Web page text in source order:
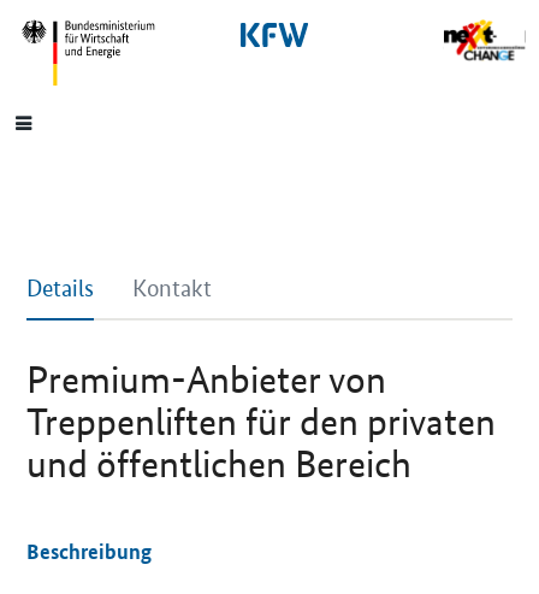
SrOnlyNavigation
Hauptmenü
Details Kontakt
Premium-Anbieter von
Treppenliften für den privaten
und öffentlichen Bereich
Beschreibung